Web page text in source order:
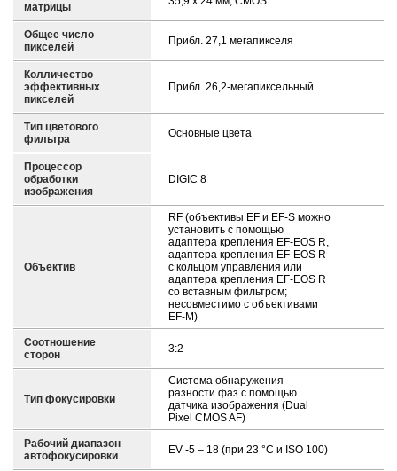
матрицы
Общее число
пикселей
Прибл. 27,1 мегапикселя
Колличество
эффективных
пикселей
Прибл. 26,2-мегапиксельный
Тип цветового
фильтра
Основные цвета
Процессор
обработки
изображения
DIGIC 8
Объектив
RF (объективы EF и EF-S можно
установить с помощью
адаптера крепления EF-EOS R,
адаптера крепления EF-EOS R
с кольцом управления или
адаптера крепления EF-EOS R
со вставным фильтром;
несовместимо с объективами
EF-M)
Соотношение
сторон
3:2
Тип фокусировки
Система обнаружения
разности фаз с помощью
датчика изображения (Dual
Pixel CMOS AF)
Рабочий диапазон
автофокусировки
EV -5 – 18 (при 23 °C и ISO 100)